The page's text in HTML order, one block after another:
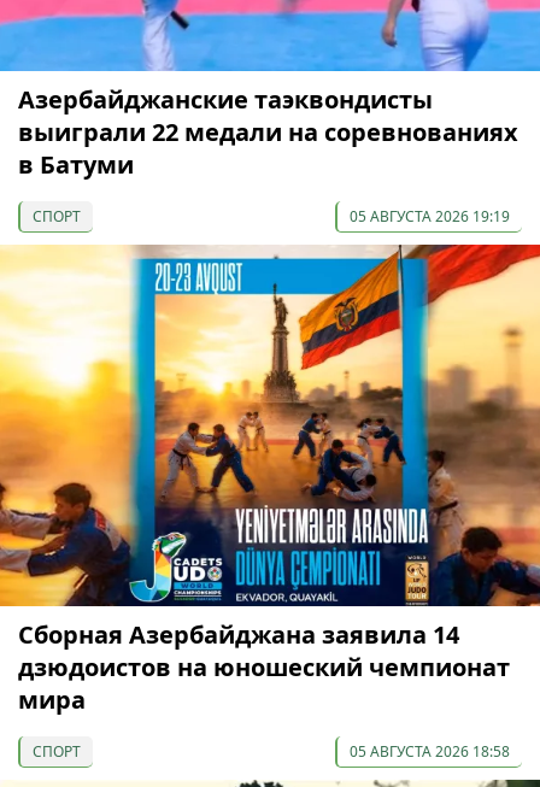
Азербайджанские таэквондисты
выиграли 22 медали на соревнованиях
в Батуми
СПОРТ 05 АВГУСТА 2026 19:19
Сборная Азербайджана заявила 14
дзюдоистов на юношеский чемпионат
мира
СПОРТ 05 АВГУСТА 2026 18:58